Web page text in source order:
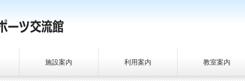
施設案内 利用案内 教室案内